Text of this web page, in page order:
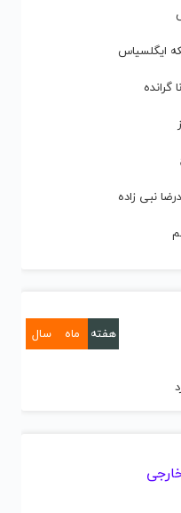
ایگلسیاس
گرانده
نبی زاده
هفته ماه سال